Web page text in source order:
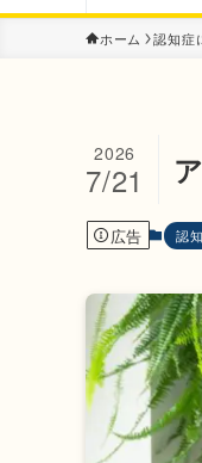
ホーム 認知症
2026
7/21
広告 認